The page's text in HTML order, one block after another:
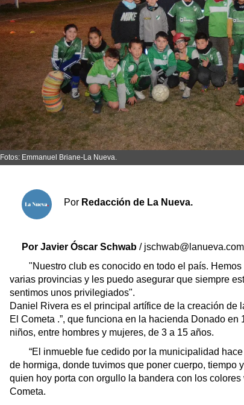
Con el campo
Espacio empresas
Sociedad y tiempo libre
Sociedad
Tecnología
Turismo
Salud
Es viral
El tiempo
Cartón Lleno
Fúnebres
Horóscopo
Suplementos
Transportes
Loterías
Datos Útiles
Edictos
Teléfonos de
Fotos: Emmanuel Briane-La Nueva.
Por Redacción de La Nueva.
Por Javier Óscar Schwab / jschwab@lanueva.com
"Nuestro club es conocido en todo el país.
varias provincias y les puedo asegurar que siempre
sentimos unos privilegiados".
Daniel Rivera es el principal artífice de la creación de
El Cometa .”, que funciona en la hacienda Donado
niños, entre hombres y mujeres, de 3 a 15 años.
“El inmueble fue cedido por la municipalidad
de hormiga, donde tuvimos que poner cuerpo, tiempo
quien hoy porta con orgullo la bandera con los colores
Cometa.